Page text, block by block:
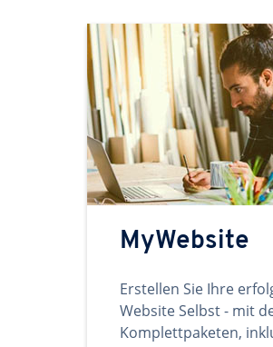
MyWebsite
Erstellen Sie Ihre
Website Selbst - mit
Komplettpaketen,